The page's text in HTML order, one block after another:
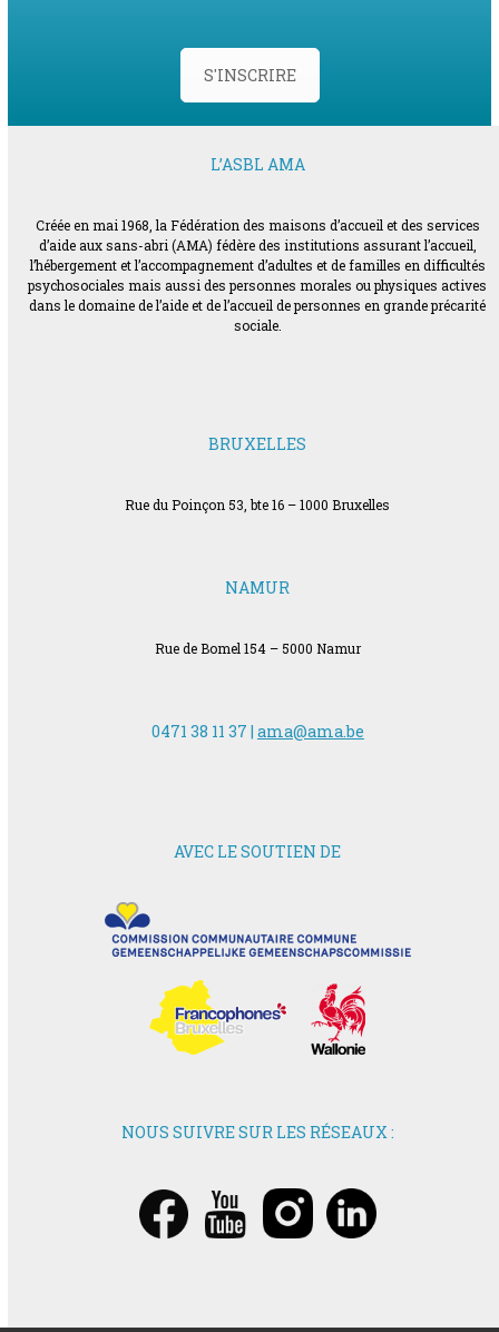
S'INSCRIRE
L’ASBL AMA
Créée en mai 1968, la Fédération des maisons d’accueil et des services
d’aide aux sans-abri (AMA) fédère des institutions assurant l’accueil,
l’hébergement et l’accompagnement d’adultes et de familles en difficultés
psychosociales mais aussi des personnes morales ou physiques actives
dans le domaine de l’aide et de l’accueil de personnes en grande précarité
sociale.
BRUXELLES
Rue du Poinçon 53, bte 16 – 1000 Bruxelles
NAMUR
Rue de Bomel 154 – 5000 Namur
0471 38 11 37 | ama@ama.be
AVEC LE SOUTIEN DE
NOUS SUIVRE SUR LES RÉSEAUX :